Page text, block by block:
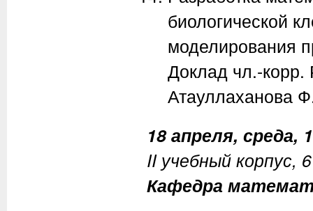
биологической
моделирования
Доклад чл.-
Атауллаханова
18 апреля, среда,
II учебный корпус,
Кафедра